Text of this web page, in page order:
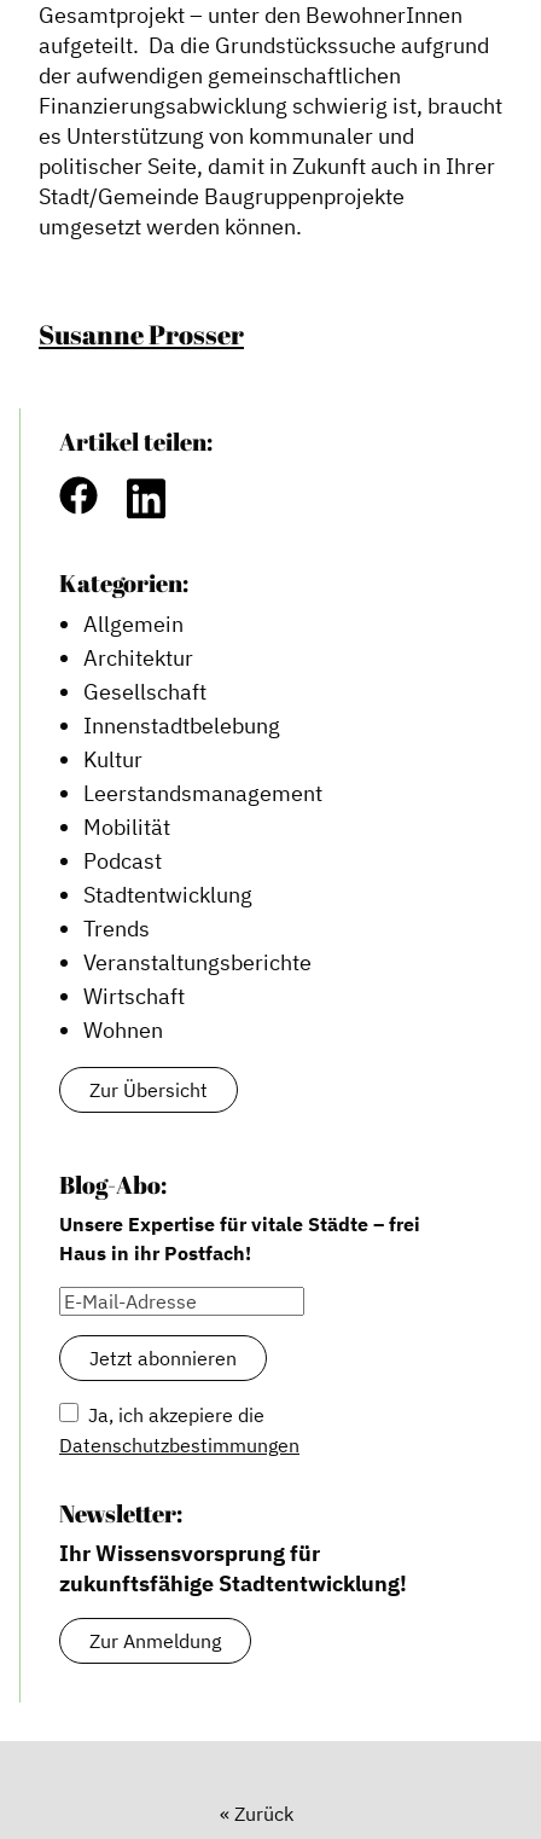
Serviceleistungen
Kooperationen
Service
Blog
Podcast
News
Mosaik
Gesamtprojekt – unter den BewohnerInnen
aufgeteilt. Da die Grundstückssuche aufgrund
der aufwendigen gemeinschaftlichen
Finanzierungsabwicklung schwierig ist, braucht
es Unterstützung von kommunaler und
politischer Seite, damit in Zukunft auch in Ihrer
Stadt/Gemeinde Baugruppenprojekte
umgesetzt werden können.
Susanne Prosser
Artikel teilen:
Kategorien:
Allgemein
Architektur
Gesellschaft
Innenstadtbelebung
Kultur
Leerstandsmanagement
Mobilität
Podcast
Stadtentwicklung
Trends
Veranstaltungsberichte
Wirtschaft
Wohnen
Zur Übersicht
Blog-Abo:
Unsere Expertise für vitale Städte – frei
Haus in ihr Postfach!
Ja, ich akzepiere die
Datenschutzbestimmungen
Newsletter:
Ihr Wissensvorsprung für
zukunftsfähige Stadtentwicklung!
Zur Anmeldung
« Zurück